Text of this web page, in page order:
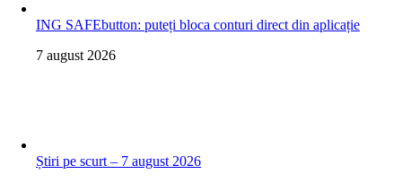
ING SAFEbutton: puteți bloca conturi direct din aplicație
7 august 2026
Știri pe scurt – 7 august 2026